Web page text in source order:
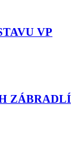
VP
ZÁBRADLÍ